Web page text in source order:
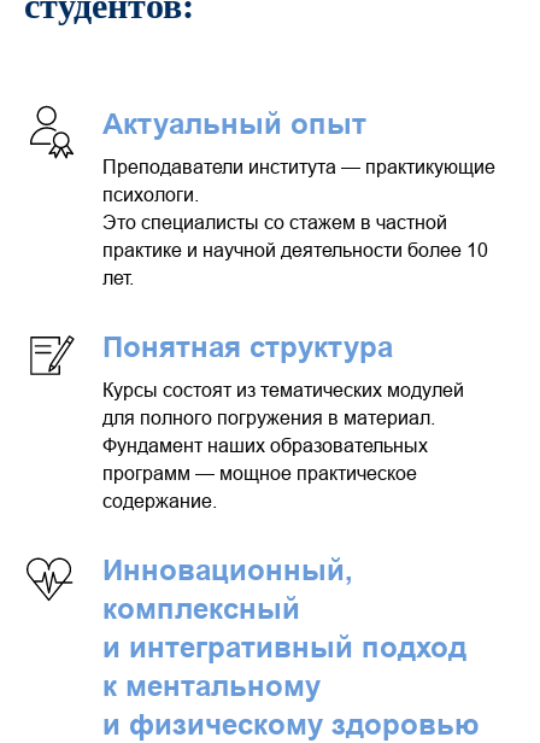
Актуальный опыт
Преподаватели института — практикующие
психологи.
Это специалисты со стажем в частной
практике и научной деятельности более 10
лет.
Понятная структура
Курсы состоят из тематических модулей
для полного погружения в материал.
Фундамент наших образовательных
программ — мощное практическое
содержание.
Инновационный,
комплексный
и интегративный подход
к ментальному
и физическому здоровью